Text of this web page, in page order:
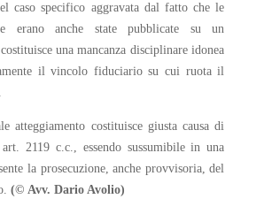
caso specifico aggravata dal fatto che le
erano anche state pubblicate su un
una mancanza disciplinare idonea
il vincolo fiduciario su cui ruota il
atteggiamento costituisce giusta causa di
2119 c.c., essendo sussumibile in una
la prosecuzione, anche provvisoria, del
(© Avv. Dario Avolio)